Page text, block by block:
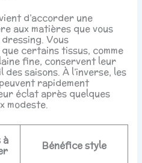
d’accorder une
aux matières que vous
Vous
certains tissus, comme
fine, conservent leur
saisons. À l’inverse, les
rapidement
éclat après quelques
modeste.
à
Bénéfice style